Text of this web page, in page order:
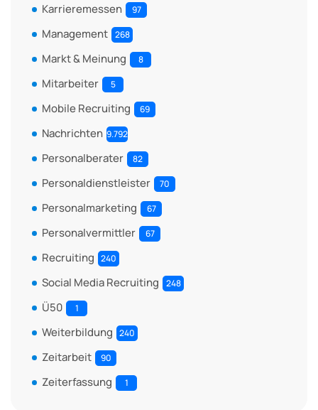
Karrieremessen 97
Management 268
Markt & Meinung 8
Mitarbeiter 5
Mobile Recruiting 69
Nachrichten 9.792
Personalberater 82
Personaldienstleister 70
Personalmarketing 67
Personalvermittler 67
Recruiting 240
Social Media Recruiting 248
Ü50 1
Weiterbildung 240
Zeitarbeit 90
Zeiterfassung 1